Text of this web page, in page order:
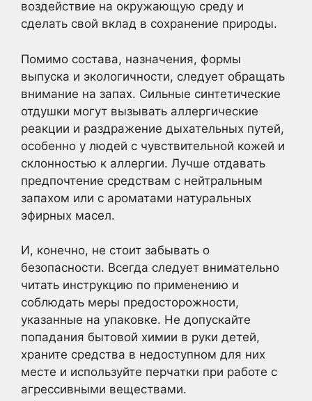
воздействие на окружающую среду и
сделать свой вклад в сохранение природы.
Помимо состава, назначения, формы
выпуска и экологичности, следует обращать
внимание на запах. Сильные синтетические
отдушки могут вызывать аллергические
реакции и раздражение дыхательных путей,
особенно у людей с чувствительной кожей и
склонностью к аллергии. Лучше отдавать
предпочтение средствам с нейтральным
запахом или с ароматами натуральных
эфирных масел.
И, конечно, не стоит забывать о
безопасности. Всегда следует внимательно
читать инструкцию по применению и
соблюдать меры предосторожности,
указанные на упаковке. Не допускайте
попадания бытовой химии в руки детей,
храните средства в недоступном для них
месте и используйте перчатки при работе с
агрессивными веществами.